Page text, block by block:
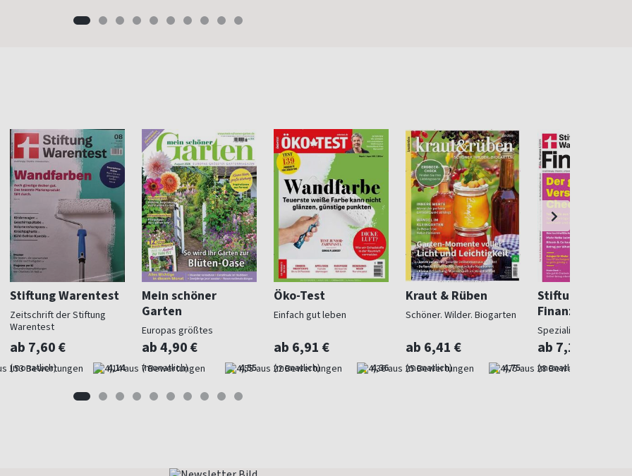
Stiftung Warentest
Zeitschrift der Stiftung
Warentest
ab 7,60 €
(monatlich) 4,14
Mein schöner
Garten
Europas größtes
Gartenmagazin
ab 4,90 €
(monatlich) 4,55
Öko-Test
Einfach gut leben
ab 6,91 €
(monatlich) 4,36
Kraut & Rüben
Schöner. Wilder. Biogarten
ab 6,41 €
(monatlich) 4,75
Stiftung
Finanzen
Spezialist in
ab 7,10 €
(monatlich)